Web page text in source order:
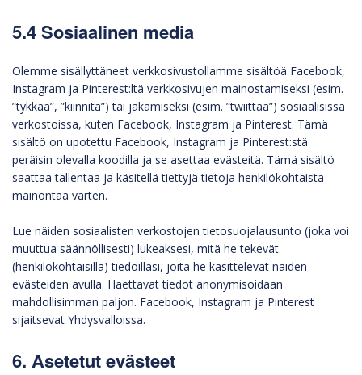
5.4 Sosiaalinen media
Olemme sisällyttäneet verkkosivustollamme sisältöä Facebook,
Instagram ja Pinterest:ltä verkkosivujen mainostamiseksi (esim.
”tykkää”, ”kiinnitä”) tai jakamiseksi (esim. ”twiittaa”) sosiaalisissa
verkostoissa, kuten Facebook, Instagram ja Pinterest. Tämä
sisältö on upotettu Facebook, Instagram ja Pinterest:stä
peräisin olevalla koodilla ja se asettaa evästeitä. Tämä sisältö
saattaa tallentaa ja käsitellä tiettyjä tietoja henkilökohtaista
mainontaa varten.
Lue näiden sosiaalisten verkostojen tietosuojalausunto (joka voi
muuttua säännöllisesti) lukeaksesi, mitä he tekevät
(henkilökohtaisilla) tiedoillasi, joita he käsittelevät näiden
evästeiden avulla. Haettavat tiedot anonymisoidaan
mahdollisimman paljon. Facebook, Instagram ja Pinterest
sijaitsevat Yhdysvalloissa.
6. Asetetut evästeet